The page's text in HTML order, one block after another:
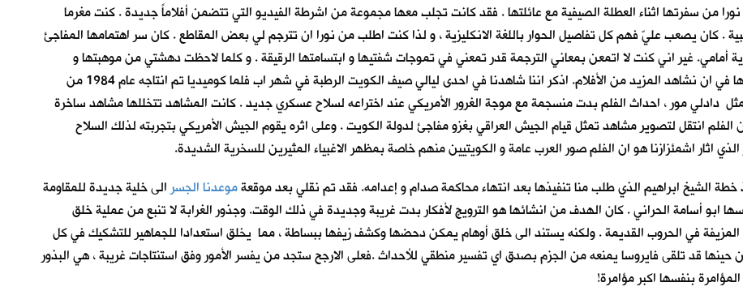
من سفرتها اثناء العطلة الصيفية مع عائلتها . فقد كانت تجلب معها مجموعة من اشرطة الفيديو التي تتضمن أفلاماً جديدة . كنت مغرما
. كان يصعب عليّ فهم كل تفاصيل الحوار باللغة الانكليزية ، و لذا كنت اطلب من نورا ان تترجم لي بعض المقاطع . كان سر اهتمامها المفاجئ
أمامي. غير اني كنت لا اتمعن بمعاني الترجمة قدر تمعني في تموجات شفتيها و ابتسامتها الرقيقة . و كلما لاحظت دهشتي من موهبتها و
افتضاح عينيّ في مراقبة طريقة تحرك شفتيها ، كلما ازدادت رغبتها في ان نشاهد المزيد من الأفلام. اذكر اننا شاهدنا في احدى ليالي صيف الكويت الرطبة في شهر اب فلما كوميديا تم انتاجه عام 1984 من
دادلي مور ، احداث الفلم بدت منسجمة مع موجة الغرور الأمريكي عند اختراعه لسلاح عسكري جديد . كانت المشاهد تتخللها مشاهد ساخرة
الفلم انتقل لتصوير مشاهد تمثل قيام الجيش العراقي بغزو مفاجئ لدولة الكويت . وعلى اثره يقوم الجيش الأمريكي بتجربته لذلك السلاح
اثار اشمئزازنا هو ان الفلم صور العرب عامة و الكويتيين منهم خاصة بمظهر الاغبياء المثيرين للسخرية الشديدة.
الشيخ ابراهيم الذي طلب منا تنفيذها بعد انتهاء محاكمة صدام و إعدامه. فقد تم نقلي بعد موقعةموعدنا الجسرالى خلية جديدة للمقاومة
ابو أسامة الحراني . كان الهدف من انشائها هو الترويج لأفكار بدت غريبة وجديدة في ذلك الوقت. وجذور الغرابة لا تنبع من عملية خلق
المزيفة في الحروب القديمة . ولكنه يستند الى خلق أوهام يمكن دحضها وكشف زيفها ببساطة ، مما يخلق استعدادا للجماهير للتشكيك في كل
قد تلقى فايروسا يمنعه من الجزم بصدق اي تفسير منطقي للأحداث .فعلى الارجح ستجد من يفسر الأمور وفق استنتاجات غريبة ، هي البذور
بنفسها اكبر مؤامرة!